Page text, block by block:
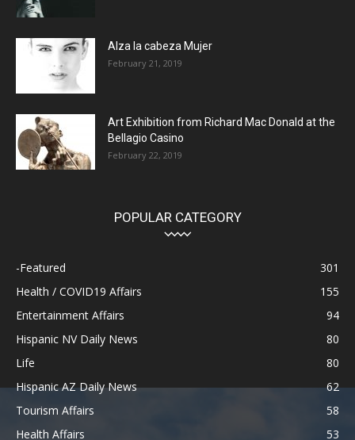
Alza la cabeza Mujer
February 21, 2019
Art Exhibition from Richard Mac Donald at the
Bellagio Casino
February 22, 2019
POPULAR CATEGORY
-Featured
301
Health / COVID19 Affairs
155
Entertainment Affairs
94
Hispanic NV Daily News
80
Life
80
Hispanic AZ Daily News
62
Tourism Affairs
58
Health Affairs
53